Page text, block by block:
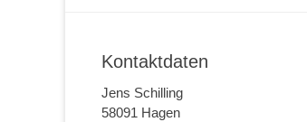
Kontaktdaten
Jens Schilling
58091 Hagen